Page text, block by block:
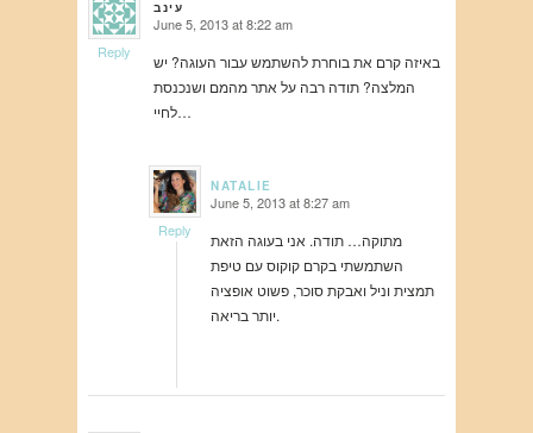
עינב
says: June 5, 2013 at 8:22 am
באיזה קרם את בוחרת להשתמש עבור העוגה? יש
המלצה? תודה רבה על אתר מהמם ושנכנסת
לחיי…
Reply
NATALIE
says: June 5, 2013 at 8:27 am
מתוקה… תודה. אני בעוגה הזאת
השתמשתי בקרם קוקוס עם טיפת
תמצית וניל ואבקת סוכר, פשוט אופציה
יותר בריאה.
Reply